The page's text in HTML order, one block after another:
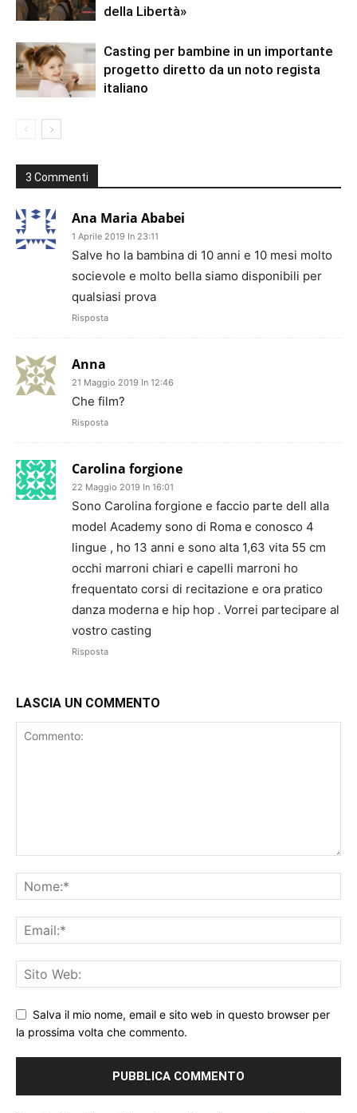
della Libertà»
Casting per bambine in un importante
progetto diretto da un noto regista
italiano
3 Commenti
Ana Maria Ababei
1 Aprile 2019 In 23:11
Salve ho la bambina di 10 anni e 10 mesi molto
socievole e molto bella siamo disponibili per
qualsiasi prova
Risposta
Anna
21 Maggio 2019 In 12:46
Che film?
Risposta
Carolina forgione
22 Maggio 2019 In 16:01
Sono Carolina forgione e faccio parte dell alla
model Academy sono di Roma e conosco 4
lingue , ho 13 anni e sono alta 1,63 vita 55 cm
occhi marroni chiari e capelli marroni ho
frequentato corsi di recitazione e ora pratico
danza moderna e hip hop . Vorrei partecipare al
vostro casting
Risposta
LASCIA UN COMMENTO
Salva il mio nome, email e sito web in questo browser per
la prossima volta che commento.